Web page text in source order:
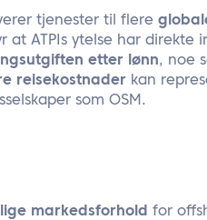
tjenester til flere
at ATPIs ytelse har direkte
etter lønn, noe
reisekostnader kan
som OSM.
markedsforhold for